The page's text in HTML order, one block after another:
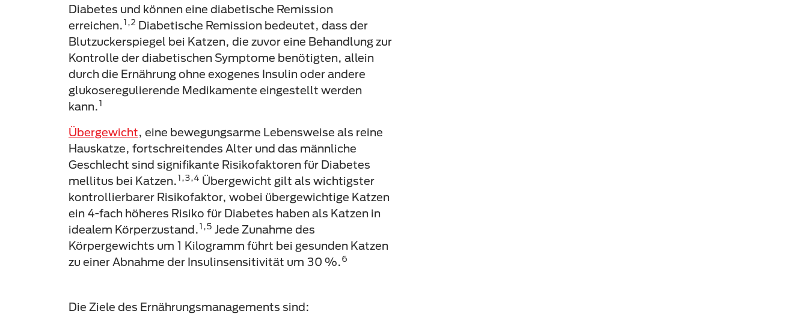
Diabetes und können eine diabetische Remission
erreichen.1,2 Diabetische Remission bedeutet, dass der
Blutzuckerspiegel bei Katzen, die zuvor eine Behandlung zur
Kontrolle der diabetischen Symptome benötigten, allein
durch die Ernährung ohne exogenes Insulin oder andere
glukoseregulierende Medikamente eingestellt werden
kann.1
Übergewicht, eine bewegungsarme Lebensweise als reine
Hauskatze, fortschreitendes Alter und das männliche
Geschlecht sind signifikante Risikofaktoren für Diabetes
mellitus bei Katzen.1,3,4 Übergewicht gilt als wichtigster
kontrollierbarer Risikofaktor, wobei übergewichtige Katzen
ein 4-fach höheres Risiko für Diabetes haben als Katzen in
idealem Körperzustand.1,5 Jede Zunahme des
Körpergewichts um 1 Kilogramm führt bei gesunden Katzen
zu einer Abnahme der Insulinsensitivität um 30 %.6
Die Ziele des Ernährungsmanagements sind: